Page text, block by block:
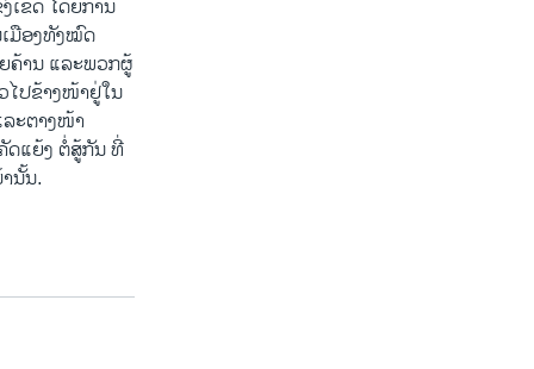
ເຂດ ​ໂດຍ​ການ​
ມືອງ​ທັງ​ໝົດ
ຄ້ານ ​ແລະ​ພວກ​ຜູ້
ໄປຂ້າງ​ໜ້າຢູ່​ໃນ​
ະ​ຕາງໜ້າ​
ດ​ແຍ້​ງ ຕໍ່ສູ້​ກັນ ທີ່​
ນັ້ນ.